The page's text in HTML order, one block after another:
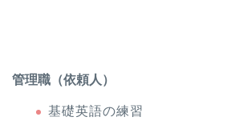
管理職（依頼人）
基礎英語の練習